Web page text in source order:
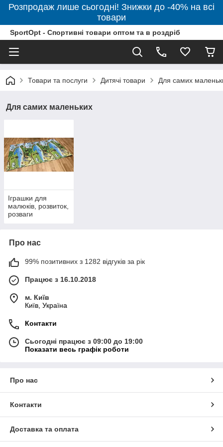
Розпродаж лише сьогодні! Знижки до -40% на всі
товари
SportOpt - Спортивні товари оптом та в роздріб
Товари та послуги Дитячі товари Для самих
Для самих маленьких
Іграшки для
малюків, розвиток,
розваги
Про нас
99% позитивних з 1282 відгуків за рік
Працює з 16.10.2018
м. Київ
Київ, Україна
Контакти
Сьогодні працює з 09:00 до 19:00
Показати весь графік роботи
Про нас
Контакти
Доставка та оплата